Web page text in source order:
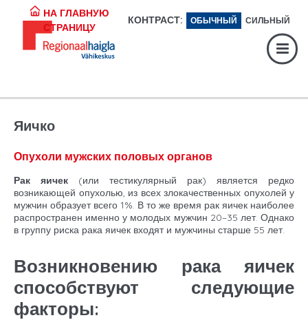
НА ГЛАВНУЮ
СТРАНИЦУ
КОНТРАСТ: ОБЫЧНЫЙ СИЛЬНЫЙ
Экстренная помощь:
Яичко
Опухоли мужских половых органов
Рак яичек (или тестикулярный рак) является редко
возникающей опухолью, из всех злокачественных опухолей у
мужчин образует всего 1%. В то же время рак яичек наиболее
распространен именно у молодых мужчин 20–35 лет. Однако
в группу риска рака яичек входят и мужчины старше 55 лет.
Возникновению рака яичек
способствуют следующие
факторы: